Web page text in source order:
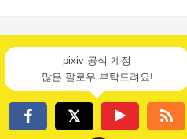
pixiv 공식 계정
많은 팔로우 부탁드려요!